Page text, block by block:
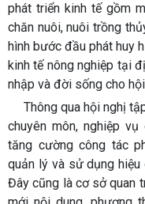
phát triển kinh tế gồm
chăn nuôi, nuôi trồng
hình bước đầu phát huy
kinh tế nông nghiệp tại
nhập và đời sống cho
Thông qua hội nghị
chuyên môn, nghiệp
tăng cường công tác
quản lý và sử dụng hiệu
Đây cũng là cơ sở quan